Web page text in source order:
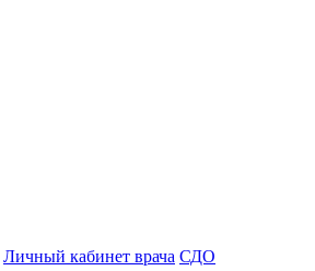
Личный кабинет врача СДО